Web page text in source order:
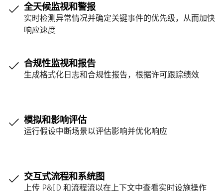
全天候监视和警报
实时检测异常情况并确定关键事件的优先级，从而加快
响应速度
合规性监视和报告
生成格式化日志和合规性报告，根据许可跟踪绩效
模拟和影响评估
运行假设中断场景以评估影响并优化响应
交互式流程和系统图
上传 P&ID 和流程流以在上下文中查看实时设施操作